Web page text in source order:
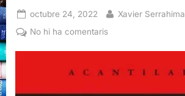
Posted
on
octubre 24, 2022 By
Xavier Serrahima
No hi ha comentarisa
(1888-